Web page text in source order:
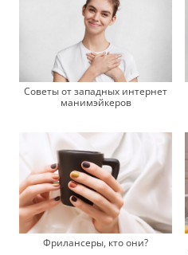
Советы от западных интернет
манимэйкеров
Фрилансеры, кто они?